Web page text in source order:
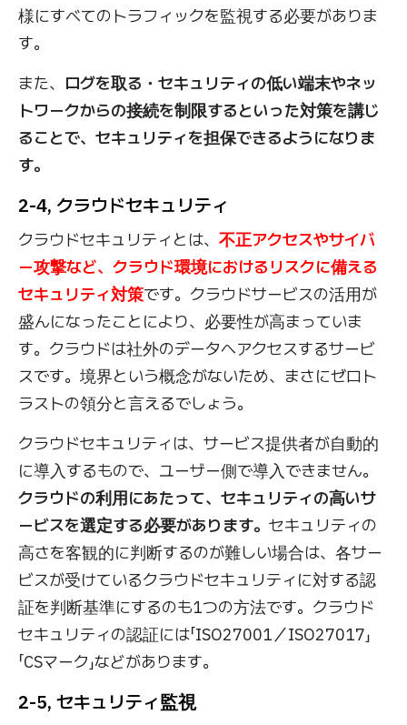
様にすべてのトラフィックを監視する必要がありま
す。
また、 ログを取る・セキュリティの低い端末やネッ
トワークからの接続を制限するといった対策を講じ
ることで、セキュリティを担保できるようになりま
す。
2-4, クラウドセキュリティ
クラウドセキュリティとは、 不正アクセスやサイバ
ー攻撃など、クラウド環境におけるリスクに備える
セキュリティ対策です。クラウドサービスの活用が
盛んになったことにより、必要性が高まっていま
す。クラウドは社外のデータへアクセスするサービ
スです。境界という概念がないため、まさにゼロト
ラストの領分と言えるでしょう。
クラウドセキュリティは、サービス提供者が自動的
に導入するもので、ユーザー側で導入できません。
クラウドの利用にあたって、セキュリティの高いサ
ービスを選定する必要があります。 セキュリティの
高さを客観的に判断するのが難しい場合は、各サー
ビスが受けているクラウドセキュリティに対する認
証を判断基準にするのも1つの方法です。クラウド
セキュリティの認証には「ISO27001／ISO27017」
「CSマーク」などがあります。
2-5, セキュリティ監視